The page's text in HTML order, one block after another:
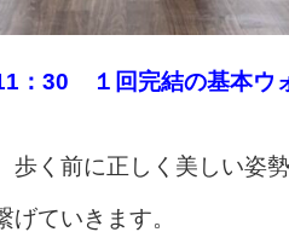
：30 １回完結の基本ウ
く前に正しく美しい姿勢
ていきます。